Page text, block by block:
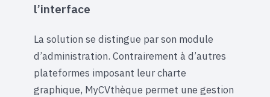
l’interface
La solution se distingue par son module
d’administration. Contrairement à d’autres
plateformes imposant leur charte
graphique, MyCVthèque permet une gestion